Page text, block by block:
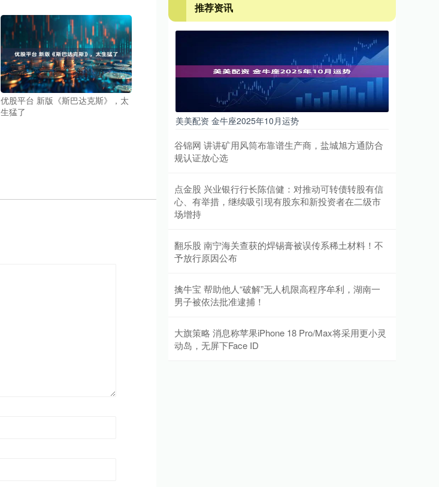
优股平台 新版《斯巴达克斯》，太
生猛了
推荐资讯
美美配资 金牛座2025年10月运势
谷锦网 讲讲矿用风筒布靠谱生产商，盐城旭方通防合
规认证放心选
点金股 兴业银行行长陈信健：对推动可转债转股有信
心、有举措，继续吸引现有股东和新投资者在二级市
场增持
翻乐股 南宁海关查获的焊锡膏被误传系稀土材料！不
予放行原因公布
擒牛宝 帮助他人“破解”无人机限高程序牟利，湖南一
男子被依法批准逮捕！
大旗策略 消息称苹果iPhone 18 Pro/Max将采用更小灵
动岛，无屏下Face ID